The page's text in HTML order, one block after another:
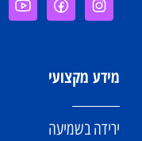
מידע מקצועי
ירידה בשמיעה